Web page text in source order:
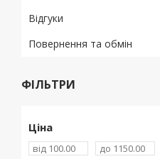
Відгуки
Повернення та обмін
ФІЛЬТРИ
Ціна